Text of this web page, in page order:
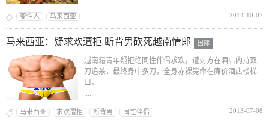
变性人 马来西亚 2014-10-07
马来西亚：疑求欢遭拒 断背男砍死越南情郎 国际
越南籍青年疑拒绝同性伴侣求欢，遭对方在酒店内持双
刀追杀，最终身中多刀，全身赤裸毙命在廉价酒店楼梯
口。
......
马来西亚 求欢遭拒 断背男 同性伴侣 2013-07-08